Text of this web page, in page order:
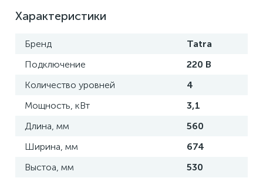
Характеристики
Бренд
Tatra
Подключение
220 В
Количество уровней
4
Мощность, кВт
3,1
Длина, мм
560
Ширина, мм
674
Выстоа, мм
530